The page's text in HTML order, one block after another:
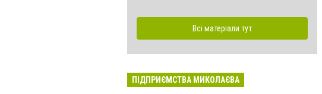
Всі матеріали тут
ПІДПРИЄМСТВА МИКОЛАЄВА